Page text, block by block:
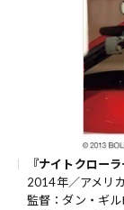
『ナイトクローラ
2014年／アメリカ
監督：ダン・ギル